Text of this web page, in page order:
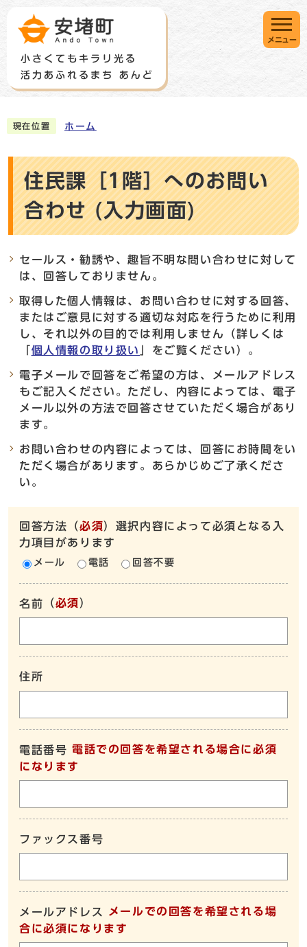
メニュー
現在位置 ホーム
住民課［1階］へのお問い
合わせ (入力画面)
セールス・勧誘や、趣旨不明な問い合わせに対して
は、回答しておりません。
取得した個人情報は、お問い合わせに対する回答、
またはご意見に対する適切な対応を行うために利用
し、それ以外の目的では利用しません（詳しくは
個人情報の取り扱い 」をご覧ください）。
電子メールで回答をご希望の方は、メールアドレス
もご記入ください。ただし、内容によっては、電子
メール以外の方法で回答させていただく場合があり
ます。
お問い合わせの内容によっては、回答にお時間をい
ただく場合があります。あらかじめご了承くださ
い。
回答方法 （必須）選択内容によって必須となる入
力項目があります
メール 電話 回答不要
名前 （必須）
住所
電話番号 電話での回答を希望される場合に必須
になります
ファックス番号
メールアドレス
メールでの回答を希望される場
合に必須になります